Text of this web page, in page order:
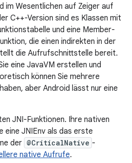
im Wesentlichen auf Zeiger auf
C++-Version sind es Klassen mit
und eine Member-
die einen indirekten in der
die Aufrufschnittstelle bereit.
eine JavaVM erstellen und
können Sie mehrere
aber Android lässt nur eine
JNI-Funktionen. Ihre nativen
eine JNIEnv als das erste
der @CriticalNative -
native Aufrufe.